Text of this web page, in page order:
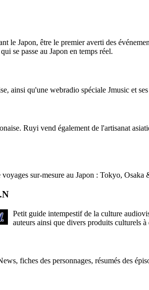
le Japon, être le premier averti des
se passe au Japon en temps réel.
ainsi qu'une webradio spéciale Jmusic et
Ruyi vend également de l'artisanat
voyages sur-mesure au Japon : Tokyo,
Petit guide intempestif de la culture
auteurs ainsi que divers produits culturels
fiches des personnages, résumés des